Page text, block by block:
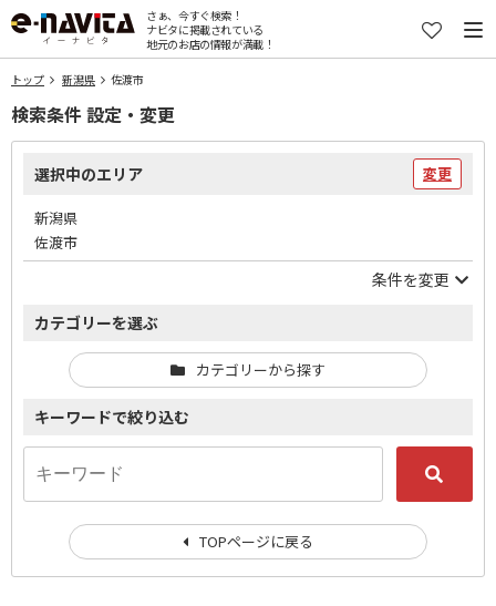
さぁ、今すぐ検索！
ナビタに掲載されている
地元のお店の情報が満載！
トップ 新潟県 佐渡市
検索条件 設定・変更
選択中のエリア 変更
新潟県
佐渡市
条件を変更
カテゴリーを選ぶ
カテゴリーから探す
キーワードで絞り込む
TOPページに戻る